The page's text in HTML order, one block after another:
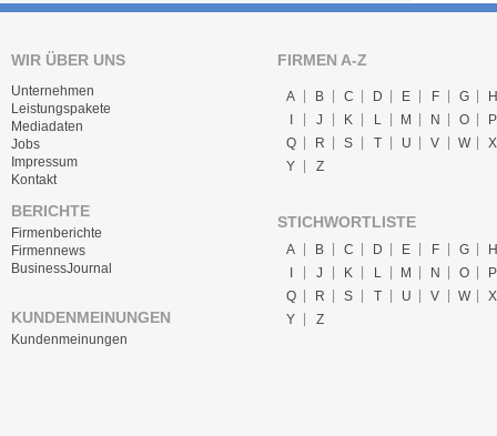
WIR ÜBER UNS
Unternehmen
Leistungspakete
Mediadaten
Jobs
Impressum
Kontakt
BERICHTE
Firmenberichte
Firmennews
BusinessJournal
KUNDENMEINUNGEN
Kundenmeinungen
FIRMEN A-Z
A B C D E F G
H
I
J K L M N O
P
Q
R S T U V W
X
Y
Z
STICHWORTLISTE
A B C D E F G
H
J K L M N O
P
Q
R S T U V W
X
Y
Z